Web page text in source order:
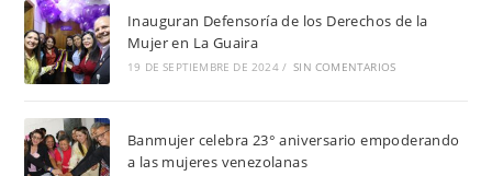
Inauguran Defensoría de los Derechos de la
Mujer en La Guaira
19 DE SEPTIEMBRE DE 2024 / SIN COMENTARIOS
Banmujer celebra 23° aniversario empoderando
a las mujeres venezolanas